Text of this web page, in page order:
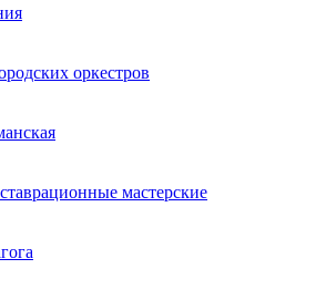
оркестров
мастерские